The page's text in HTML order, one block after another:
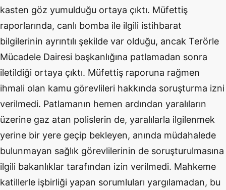
kasten göz yumulduğu ortaya çıktı. Müfettiş
raporlarında, canlı bomba ile ilgili istihbarat
bilgilerinin ayrıntılı şekilde var olduğu, ancak Terörle
Mücadele Dairesi başkanlığına patlamadan sonra
iletildiği ortaya çıktı. Müfettiş raporuna rağmen
ihmali olan kamu görevlileri hakkında soruşturma izni
verilmedi. Patlamanın hemen ardından yaralıların
üzerine gaz atan polislerin de, yaralılarla ilgilenmek
yerine bir yere geçip bekleyen, anında müdahalede
bulunmayan sağlık görevlilerinin de soruşturulmasına
ilgili bakanlıklar tarafından izin verilmedi. Mahkeme
katillerle işbirliği yapan sorumluları yargılamadan, bu